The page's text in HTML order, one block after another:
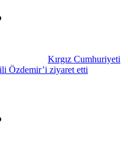
Kırgız Cumhuriyeti
Özdemir’i ziyaret etti